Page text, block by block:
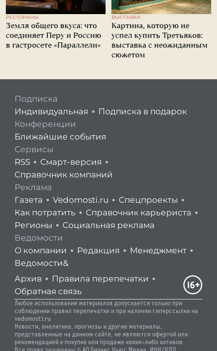
РЕСТОРАНЫ
Земля общего вкуса: что
соединяет Перу и Россию
в гастросете «Параллели»
ВЫСТАВКИ
Картина, которую не
успел купить Третьяков:
выставка с неожиданным
сюжетом
Подписка
Индивидуальная
Подписка в подарок
Конференции
Ближайшие события
Сервисы
RSS
Смарт-версия
Справочник компаний
Реклама
Газета
Vedomosti.ru
Спецпроекты
Как потратить
Справочник карьериста
Регионы
Социальная реклама
Ведомости
О компании
Редакция
Менеджмент
Ведомости&
Архив
Правила перепечатки
Обратная связь
Любое использование материалов допускается только при
соблюдении правил перепечатки и при наличии гиперссылки на
vedomosti.ru
Новости, аналитика, прогнозы и другие материалы,
представленные на данном сайте, не являются офертой или
рекомендацией к покупке или продаже каких-либо активов